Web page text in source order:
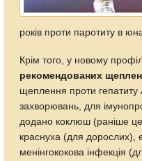
років проти паротиту в
Крім того, у новому
рекомендованих
щеплення проти гепатиту
захворювань, для
додано коклюш (раніше це
краснуха (для дорослих),
менінгококова інфекція